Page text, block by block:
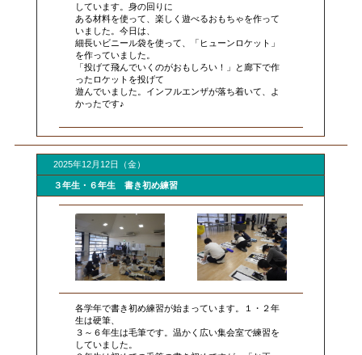
しています。身の回りに
ある材料を使って、楽しく遊べるおもちゃを作って
いました。今日は、
細長いビニール袋を使って、「ヒューンロケット」
を作っていました。
「投げて飛んでいくのがおもしろい！」と廊下で作
ったロケットを投げて
遊んでいました。インフルエンザが落ち着いて、よ
かったです♪
2025年12月12日（金）
３年生・６年生 書き初め練習
各学年で書き初め練習が始まっています。１・２年
生は硬筆、
３～６年生は毛筆です。温かく広い集会室で練習を
していました。